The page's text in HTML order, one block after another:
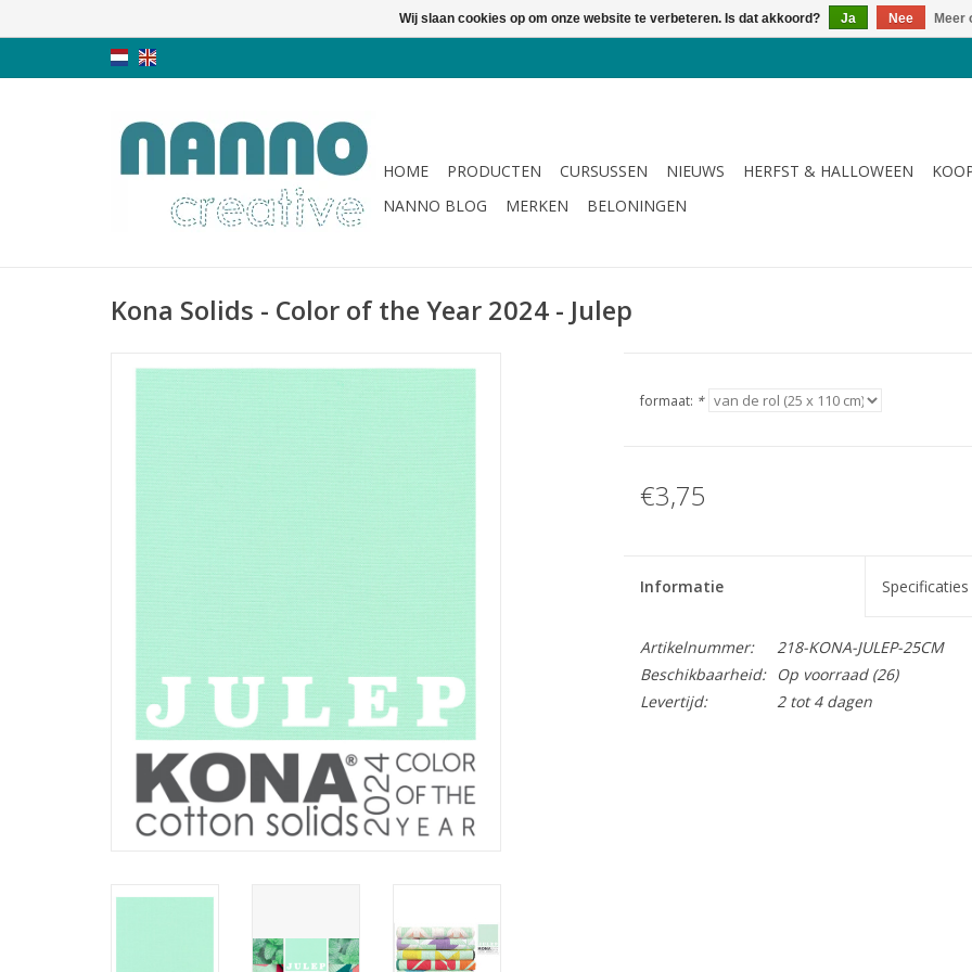
HOME PRODUCTEN CURSUSSEN NIEUWS HERFST & HALLOWEEN
NANNO BLOG
MERKEN BELONINGEN
Kona Solids - Color of the Year 2024 - Julep
formaat: *
€3,75
Informatie Specificaties
Artikelnummer:
218-KONA-JULEP-25CM
Beschikbaarheid:
Op voorraad(26)
Levertijd:
2 tot 4 dagen
Wij slaan cookies op om onze website te verbeteren. Is dat akkoord? Ja Nee Meer